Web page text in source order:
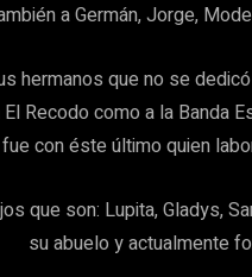
a Germán, Jorge,
hermanos que no se
Recodo como a la Banda
con éste último quien
que son: Lupita, Gladys,
su abuelo y actualmente